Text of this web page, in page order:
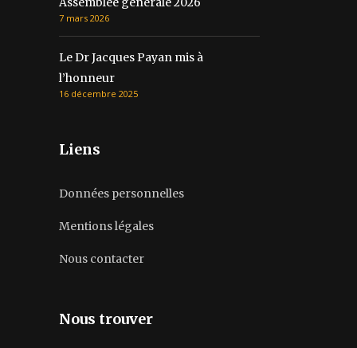
7 mars 2026
Le Dr Jacques Payan mis à
l’honneur
16 décembre 2025
Liens
Données personnelles
Mentions légales
Nous contacter
Nous trouver